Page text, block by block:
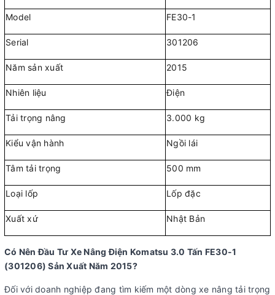
Model FE30-1
Serial 301206
Năm sản xuất 2015
Nhiên liệu Điện
Tải trọng nâng 3.000 kg
Kiểu vận hành Ngồi lái
Tâm tải trọng 500 mm
Loại lốp Lốp đặc
Xuất xứ Nhật Bản
Có Nên Đầu Tư Xe Nâng Điện Komatsu 3.0 Tấn FE30-1
(301206) Sản Xuất Năm 2015?
Đối với doanh nghiệp đang tìm kiếm một dòng xe nâng tải trọng